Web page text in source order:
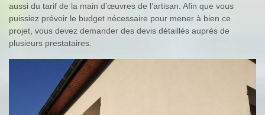
aussi du tarif de la main d’œuvres de l’artisan. Afin que vous
puissiez prévoir le budget nécessaire pour mener à bien ce
projet, vous devez demander des devis détaillés auprès de
plusieurs prestataires.